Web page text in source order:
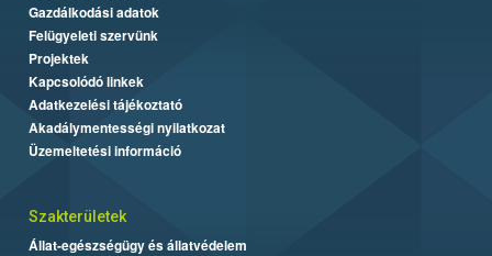
Gazdálkodási adatok
Felügyeleti szervünk
Projektek
Kapcsolódó linkek
Adatkezelési tájékoztató
Akadálymentességi nyilatkozat
Üzemeltetési információ
Szakterületek
Állat-egészségügy és állatvédelem